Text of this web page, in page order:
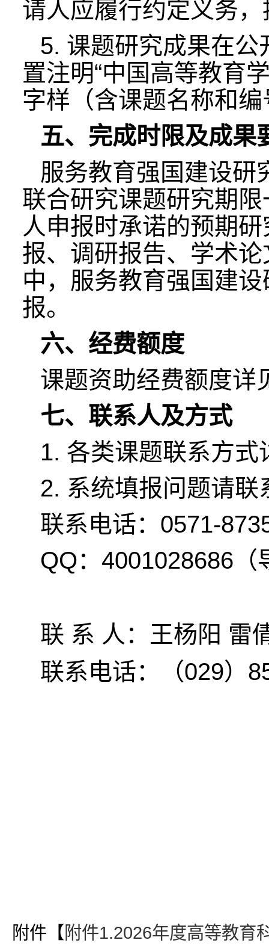
请人应履行约定义务
5. 课题研究成果在
置注明“中国高等教育
字样（含课题名称和
五、完成时限及成果
服务教育强国建设
联合研究课题研究期
人申报时承诺的预期
报、调研报告、学术
中，服务教育强国建
报。
六、经费额度
课题资助经费额度详
七、联系人及方式
1. 各类课题联系方
2. 系统填报问题请
联系电话：0571-
QQ：4001028686（
联 系 人：王杨阳 雷
联系电话：（029）
附件【附件1.2026年度高等教育